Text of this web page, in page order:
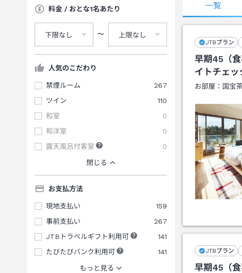
料金 / おとな1名あたり
下限なし 〜 上限なし
人気のこだわり
禁煙ルーム
267
ツイン
110
和室
0
和洋室
0
露天風呂付客室
0
閉じる
お支払方法
現地支払い
159
事前支払い
267
JTBトラベルギフト利用可
141
たびたびバンク利用可
141
もっと見る
一覧
JTBプラン
早期45（
イトチェ
お部屋： 国宝
JTBプラン
早期45（